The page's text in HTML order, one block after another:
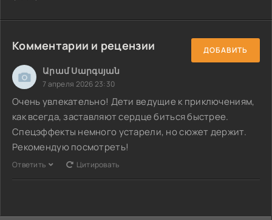
Комментарии и рецензии ДОБАВИТЬ
Արամ Սարգսյան
7 апреля 2026 23:30
Очень увлекательно! Дети ведущие к приключениям,
как всегда, заставляют сердце биться быстрее.
Спецэффекты немного устарели, но сюжет держит.
Рекомендую посмотреть!
Ответить Цитировать